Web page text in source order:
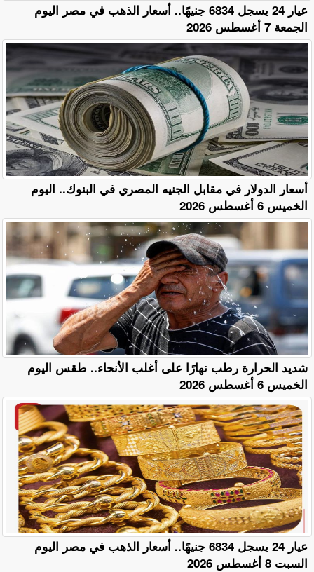
عيار 24 يسجل 6834 جنيهًا.. أسعار الذهب في مصر اليوم
الجمعة 7 أغسطس 2026
أسعار الدولار في مقابل الجنيه المصري في البنوك.. اليوم
الخميس 6 أغسطس 2026
​شديد الحرارة رطب نهارًا على أغلب الأنحاء.. طقس اليوم
الخميس 6 أغسطس 2026
عيار 24 يسجل 6834 جنيهًا.. أسعار الذهب في مصر اليوم
السبت 8 أغسطس 2026